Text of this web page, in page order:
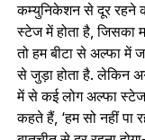
कम्‍युनिकेशन से दूर रहने
स्टेज में होता है,
तो हम बीटा से अल्फा में
से जुड़ा होता है. लेकिन
में से कई लोग अल्फा स्टेज
कहते हैं, ‘हम सो नहीं पा